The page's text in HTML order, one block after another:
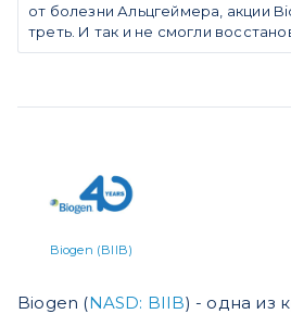
от болезни Альцгеймера, акции
треть. И так и не смогли
Biogen (BIIB)
Biogen (NASD: BIIB) - одна из